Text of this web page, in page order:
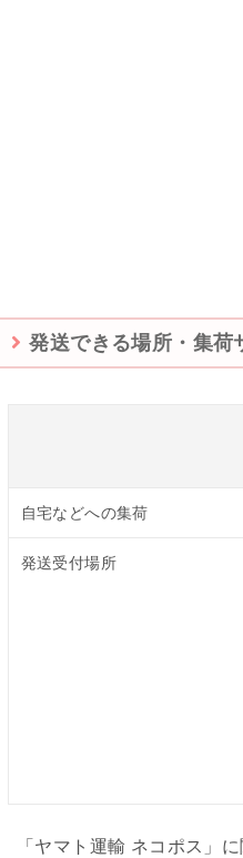
発送できる場所・集荷
自宅などへの集荷
発送受付場所
「ヤマト運輸 ネコポス」